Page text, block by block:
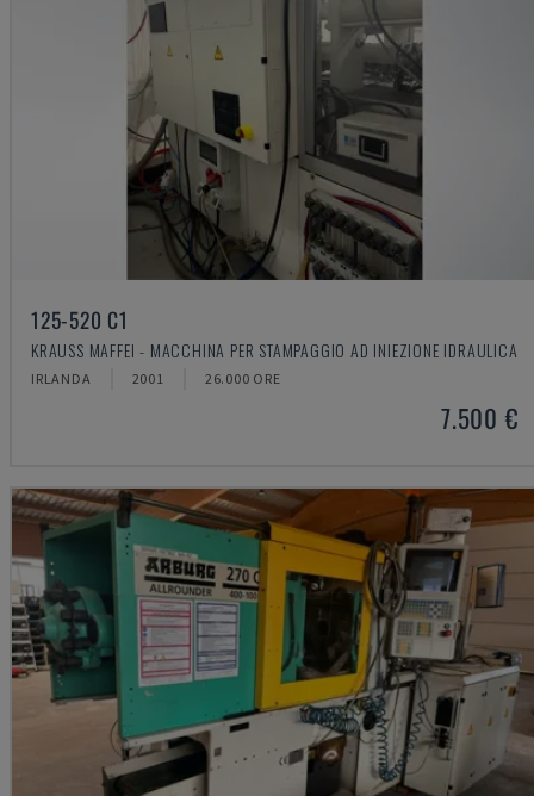
125-520 C1
KRAUSS MAFFEI - MACCHINA PER STAMPAGGIO AD INIEZIONE IDRAULICA
IRLANDA 2001 26.000 ORE
7.500 €